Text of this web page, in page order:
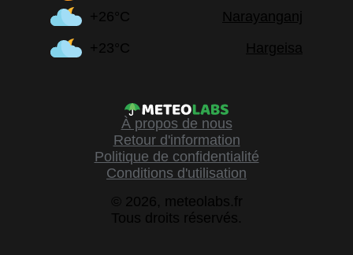
+26°C
Narayanganj
+23°C
Hargeisa
À propos de nous
Retour d'information
Politique de confidentialité
Conditions d'utilisation
© 2026, meteolabs.fr
Tous droits réservés.